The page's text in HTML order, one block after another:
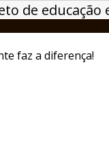
de educação
faz a diferença!